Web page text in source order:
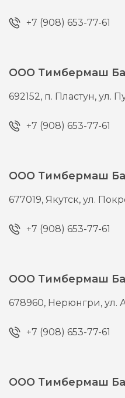
+7 (908) 653-77-61
ООО Тимбермаш
692152, п. Пластун,ул.
+7 (908) 653-77-61
ООО Тимбермаш
677019, Якутск,ул.
+7 (908) 653-77-61
ООО Тимбермаш
678960, Нерюнгри,ул.
+7 (908) 653-77-61
ООО Тимбермаш